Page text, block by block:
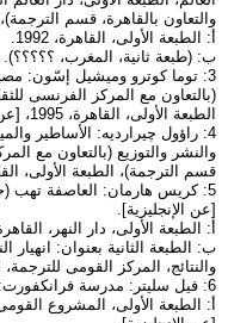
والتعاون بالقاهرة، قسم
أ: الطبعة الأولى، القاهرة، 1992.
ب: (طبعة ثانية، المغرب، ؟؟؟؟؟).
3: توما كوترو وميشيل إسّون: مصير
(بالتعاون مع المركز الفرنسى
الطبعة الأولى، القاهرة، 1995، [عن الفرنسية].
4: راؤول چيرارديه: الأساطير
والنشر والتوزيع (بالتعاون مع
قسم الترجمة)، الطبعة الأولى، القاهرة، 1995، [عن
5: كريس هارمان: العاصفة تهب
[عن الإنجليزية].
أ: الطبعة الأولى، دار النهر، القاهرة،
ب: الطبعة الثانية بعنوان:
والنتائج، المركز القومى للترجمة،
6: فيل سليتر: مدرسة فرانكفورت: نشأتها ومغزاها ـ وجهة نظر ماركسية،